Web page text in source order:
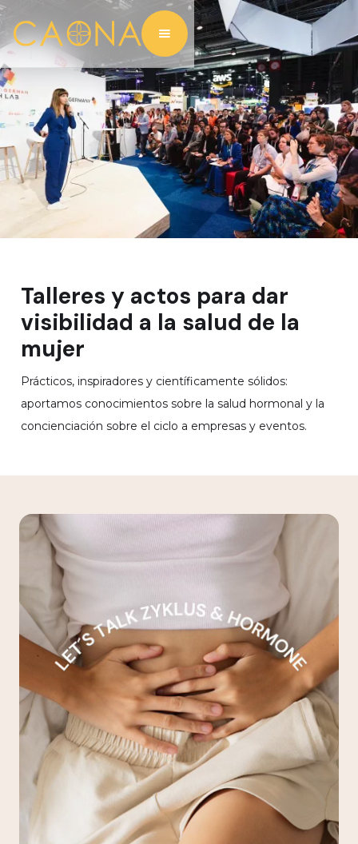
Talleres y actos para dar
visibilidad a la salud de la
mujer
Prácticos, inspiradores y científicamente sólidos:
aportamos conocimientos sobre la salud hormonal y la
concienciación sobre el ciclo a empresas y eventos.